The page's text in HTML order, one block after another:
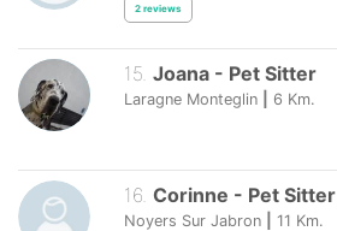
2 reviews
15 Joana - Pet Sitter
Laragne Monteglin 6 Km.
16 Corinne - Pet Sitter
Noyers Sur Jabron 11 Km.